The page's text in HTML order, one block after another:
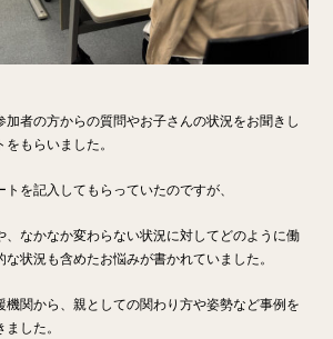
加者の方からの質問やお子さんの状況をお聞きし
もらいました。
を記入してもらっていたのですが、
、なかなか変わらない状況に対してどのように働
状況も含めたお悩みが書かれていました。
機関から、親としての関わり方や姿勢など事例を
した。